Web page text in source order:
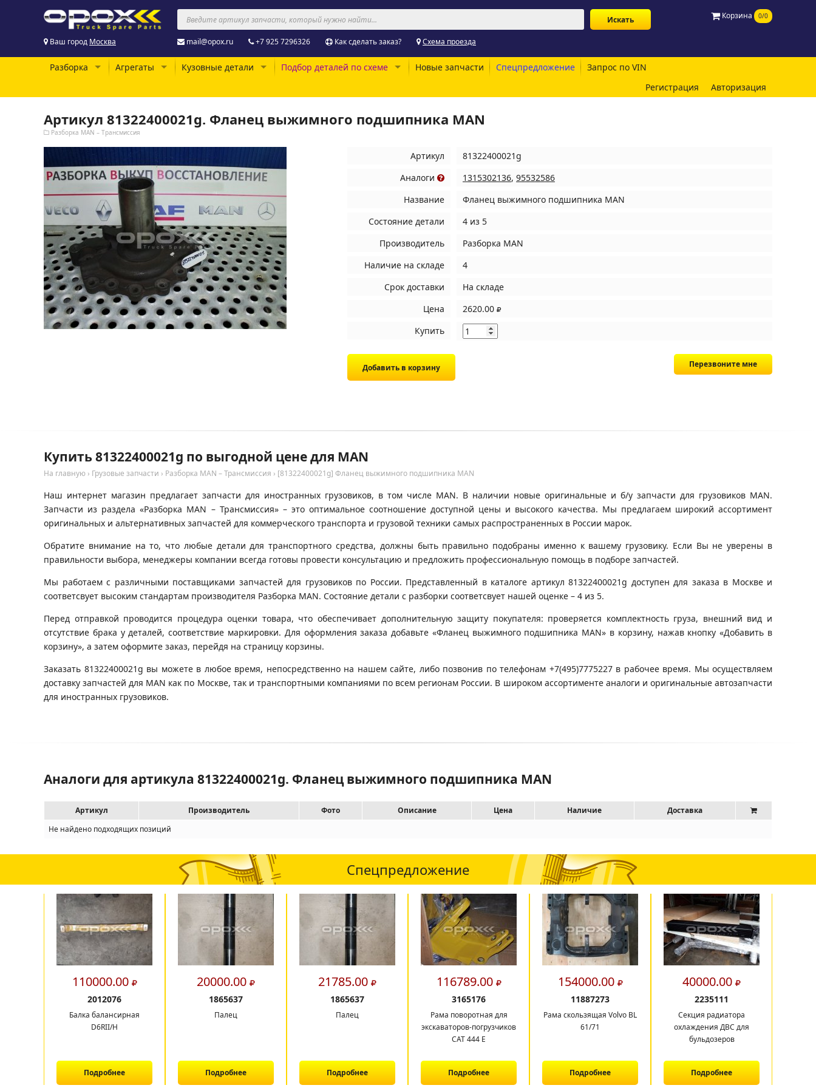
Корзина 0/0
Ваш город Москва mail@opox.ru +7 925 7296326 Как сделать заказ? Схема проезда
Разборка Агрегаты Кузовные детали Подбор деталей по схеме Новые запчасти Спецпредложение
Запрос по VIN
Регистрация
Авторизация
Артикул 81322400021g. Фланец выжимного подшипника MAN
Разборка MAN – Трансмиссия
Артикул
81322400021g
Аналоги
1315302136, 95532586
Название
Фланец выжимного подшипника MAN
Состояние детали
4 из 5
Производитель
Разборка MAN
Наличие на складе
4
Срок доставки
На складе
Цена
2620.00
Купить
Перезвоните мне
Купить 81322400021g по выгодной цене для MAN
На главную › Грузовые запчасти › Разборка MAN – Трансмиссия › [81322400021g] Фланец выжимного подшипника MAN
Наш интернет магазин предлагает запчасти для иностранных грузовиков, в том числе MAN. В наличии новые оригинальные и б/у запчасти для грузовиков MAN.
Запчасти из раздела «Разборка MAN – Трансмиссия» – это оптимальное соотношение доступной цены и высокого качества. Мы предлагаем широкий ассортимент
оригинальных и альтернативных запчастей для коммерческого транспорта и грузовой техники самых распространенных в России марок.
Обратите внимание на то, что любые детали для транспортного средства, должны быть правильно подобраны именно к вашему грузовику. Если Вы не уверены в
правильности выбора, менеджеры компании всегда готовы провести консультацию и предложить профессиональную помощь в подборе запчастей.
Мы работаем с различными поставщиками запчастей для грузовиков по России. Представленный в каталоге артикул 81322400021g доступен для заказа в Москве и
соответсвует высоким стандартам производителя Разборка MAN. Состояние детали с разборки соответсвует нашей оценке – 4 из 5.
Перед отправкой проводится процедура оценки товара, что обеспечивает дополнительную защиту покупателя: проверяется комплектность груза, внешний вид и
отсутствие брака у деталей, соответствие маркировки. Для оформления заказа добавьте «Фланец выжимного подшипника MAN» в корзину, нажав кнопку «Добавить в
корзину», а затем оформите заказ, перейдя на страницу корзины.
Заказать 81322400021g вы можете в любое время, непосредственно на нашем сайте, либо позвонив по телефонам +7(495)7775227 в рабочее время. Мы осуществляем
доставку запчастей для MAN как по Москве, так и транспортными компаниями по всем регионам России. В широком ассортименте аналоги и оригинальные автозапчасти
для иностранных грузовиков.
Аналоги для артикула 81322400021g. Фланец выжимного подшипника MAN
Артикул Производитель Фото Описание Цена Наличие
Доставка
Не найдено подходящих позиций
Спецпредложение
110000.00
2012076
Балка балансирная
D6RII/H
Подробнее
20000.00
1865637
Палец
Подробнее
21785.00
1865637
Палец
Подробнее
116789.00
3165176
Рама поворотная для
экскаваторов-погрузчиков
САТ 444 E
Подробнее
154000.00
11887273
Рама скользящая Volvo BL
61/71
Подробнее
40000.00
2235111
Секция радиатора
охлаждения ДВС для
бульдозеров
Подробнее